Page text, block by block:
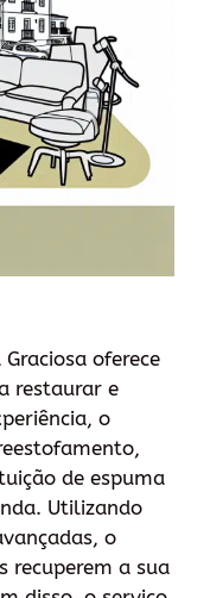
oferece
restaurar e
o
de espuma
Utilizando
o
recuperem a sua